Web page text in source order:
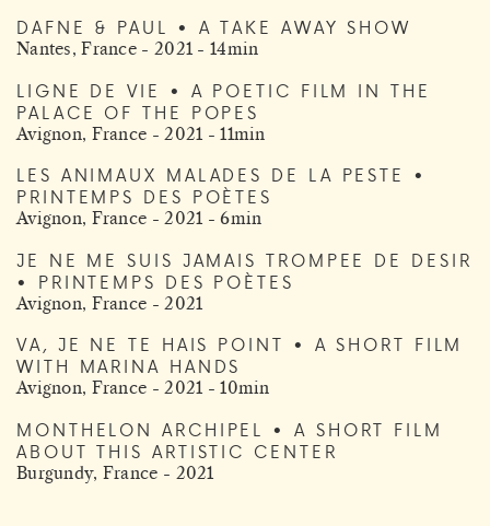
DAFNE & PAUL • A TAKE AWAY SHOW
Nantes, France - 2021 - 14min
LIGNE DE VIE • A POETIC FILM IN THE
PALACE OF THE POPES
Avignon, France - 2021 - 11min
LES ANIMAUX MALADES DE LA PESTE •
PRINTEMPS DES POÈTES
Avignon, France - 2021 - 6min
JE NE ME SUIS JAMAIS TROMPEE DE DESIR
• PRINTEMPS DES POÈTES
Avignon, France - 2021
VA, JE NE TE HAIS POINT • A SHORT FILM
WITH MARINA HANDS
Avignon, France - 2021 - 10min
MONTHELON ARCHIPEL • A SHORT FILM
ABOUT THIS ARTISTIC CENTER
Burgundy, France - 2021